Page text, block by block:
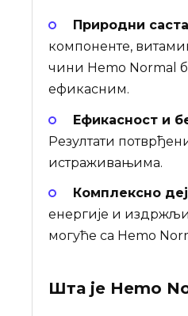
Природни
компоненте,
чини Hemo Normal
ефикасним.
Ефикасност и
Резултати
истраживањима.
Комплексно
енергије и
могуће са Hemo
Шта је Hemo